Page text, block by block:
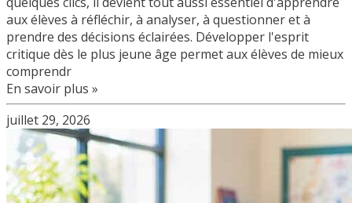
aux élèves à réfléchir, à analyser, à questionner et à
prendre des décisions éclairées. Développer l'esprit
critique dès le plus jeune âge permet aux élèves de mieux
comprendr
En savoir plus »
juillet 29, 2026